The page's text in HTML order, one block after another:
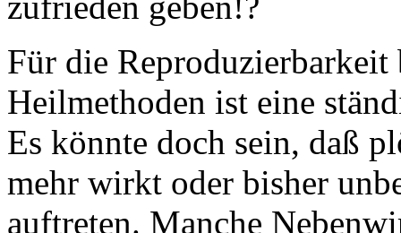
Für die
Heilmethoden ist eine
Es könnte doch sein, daß
mehr wirkt oder bisher
auftreten. Manche